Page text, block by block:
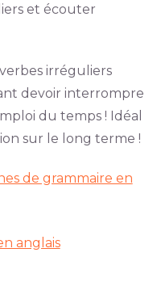
et écouter
irréguliers
devoir interrompre
du temps ! Idéal
sur le long terme !
de grammaire en
anglais